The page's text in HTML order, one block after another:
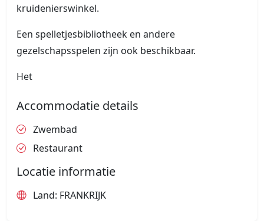
kruidenierswinkel.
Een spelletjesbibliotheek en andere
gezelschapsspelen zijn ook beschikbaar.
Het
Accommodatie details
Zwembad
Restaurant
Locatie informatie
Land: FRANKRIJK